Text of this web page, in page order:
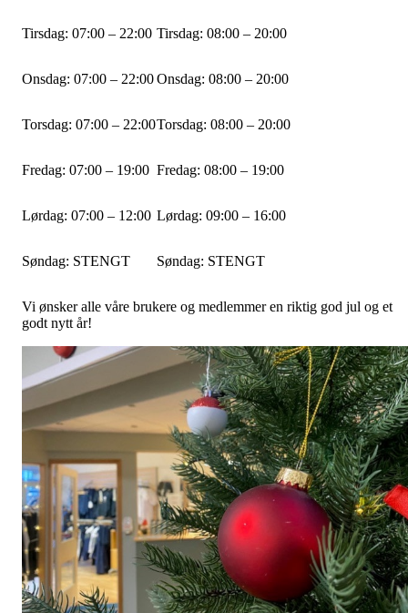
Tirsdag: 07:00 – 22:00 Tirsdag: 08:00 – 20:00
Onsdag: 07:00 – 22:00Onsdag: 08:00 – 20:00
Torsdag: 07:00 – 22:00Torsdag: 08:00 – 20:00
Fredag: 07:00 – 19:00 Fredag: 08:00 – 19:00
Lørdag: 07:00 – 12:00 Lørdag: 09:00 – 16:00
Søndag: STENGT Søndag: STENGT
Vi ønsker alle våre brukere og medlemmer en riktig god jul og et
godt nytt år!